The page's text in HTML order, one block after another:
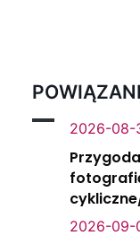
2026-08-
2026-09-